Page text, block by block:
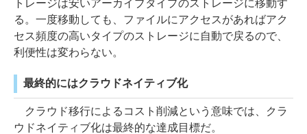
トレージは安いアーカイブタイプのストレージに移動す
る。一度移動しても、ファイルにアクセスがあればアク
セス頻度の高いタイプのストレージに自動で戻るので、
利便性は変わらない。
最終的にはクラウドネイティブ化
クラウド移行によるコスト削減という意味では、クラ
ウドネイティブ化は最終的な達成目標だ。